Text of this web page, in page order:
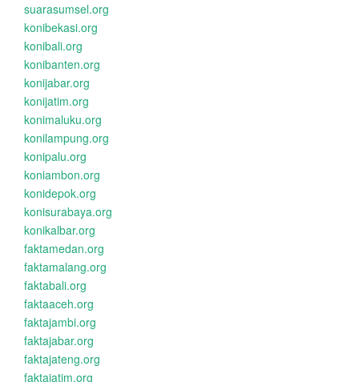
suarasumsel.org
konibekasi.org
konibali.org
konibanten.org
konijabar.org
konijatim.org
konimaluku.org
konilampung.org
konipalu.org
koniambon.org
konidepok.org
konisurabaya.org
konikalbar.org
faktamedan.org
faktamalang.org
faktabali.org
faktaaceh.org
faktajambi.org
faktajabar.org
faktajateng.org
faktajatim.org